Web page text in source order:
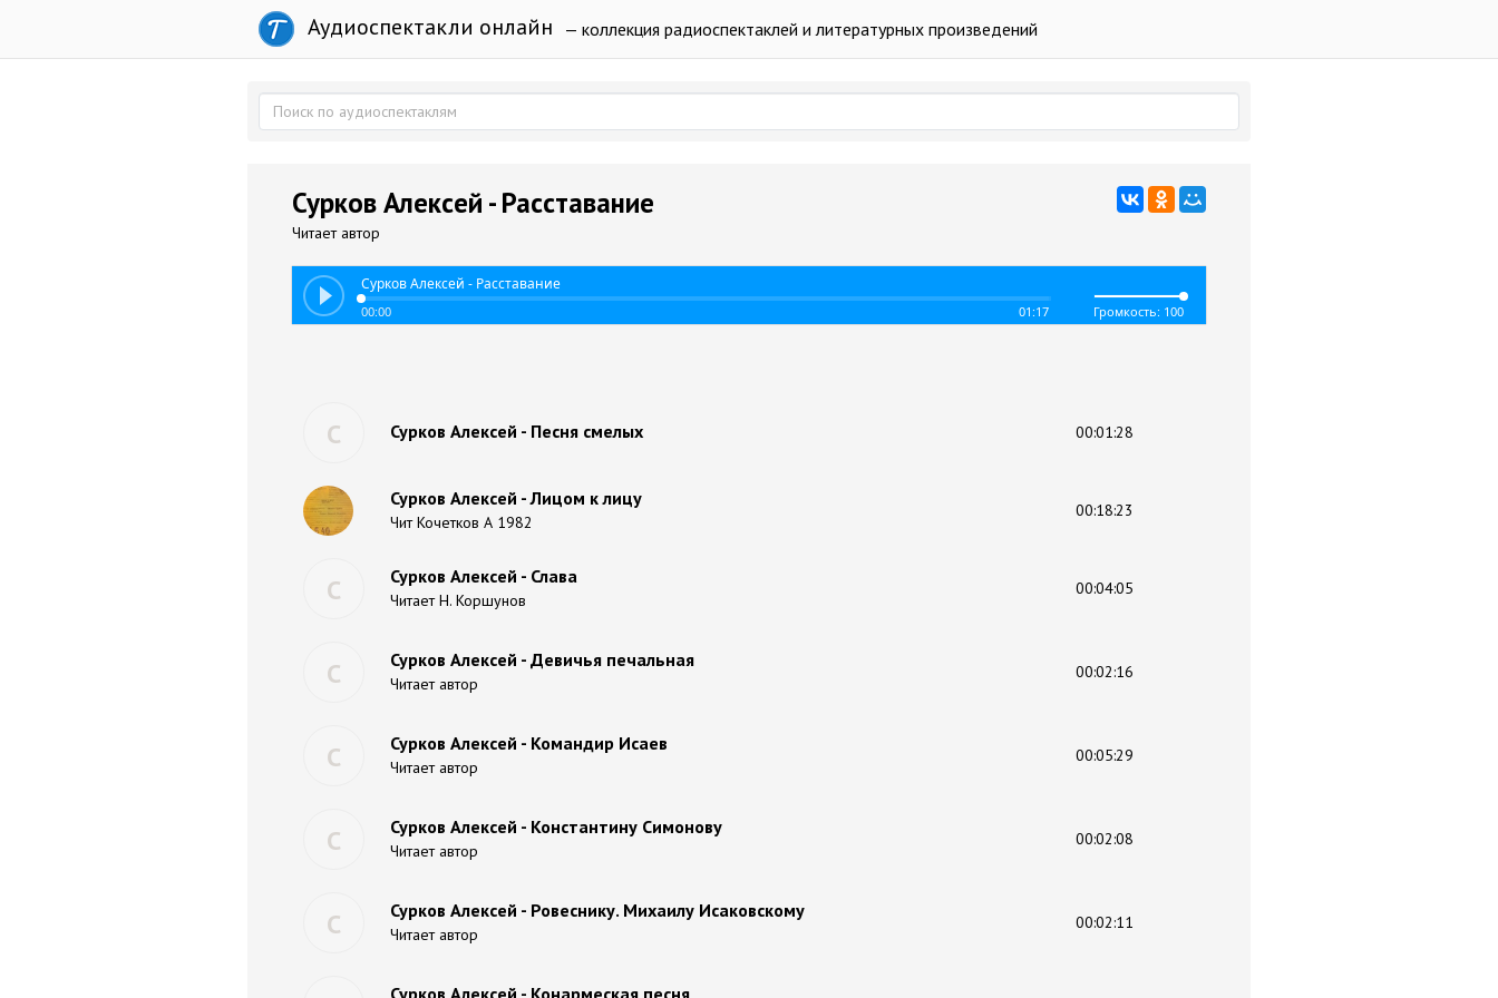
Аудиоспектакли онлайн — коллекция радиоспектаклей и литературных произведений
Сурков Алексей - Расставание
Читает автор
Сурков Алексей - Расставание
00:00 01:17 Громкость: 100
С Сурков Алексей - Песня смелых 00:01:28
Сурков Алексей - Лицом к лицу
Чит Кочетков А 1982
00:18:23
С Сурков Алексей - Слава
Читает Н. Коршунов
00:04:05
С Сурков Алексей - Девичья печальная
Читает автор
00:02:16
С Сурков Алексей - Командир Исаев
Читает автор
00:05:29
С Сурков Алексей - Константину Симонову
Читает автор
00:02:08
С Сурков Алексей - Ровеснику. Михаилу Исаковскому
Читает автор
00:02:11
Сурков Алексей - Конармеская песня